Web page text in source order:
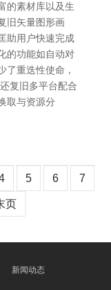
的素材库以及生
旧矢量图形画
助用户快速完成
的功能如自动对
了重迭性使命，
复旧多平台配合
取与资源分
5 6 7
页
新闻动态